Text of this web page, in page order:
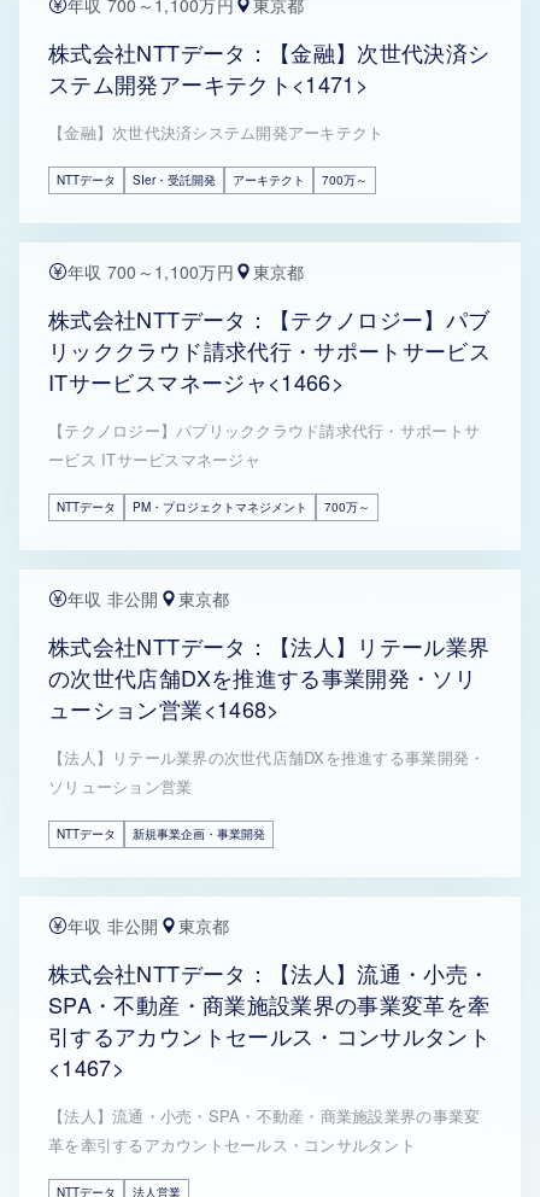
年収 700～1,100万円 東京都
株式会社NTTデータ：【金融】次世代決済シ
ステム開発アーキテクト<1471>
【金融】次世代決済システム開発アーキテクト
NTTデータ SIer・受託開発 アーキテクト 700万～
年収 700～1,100万円 東京都
株式会社NTTデータ：【テクノロジー】パブ
リッククラウド請求代行・サポートサービス
ITサービスマネージャ<1466>
【テクノロジー】パブリッククラウド請求代行・サポートサ
ービス ITサービスマネージャ
NTTデータ PM・プロジェクトマネジメント 700万～
年収 非公開 東京都
株式会社NTTデータ：【法人】リテール業界
の次世代店舗DXを推進する事業開発・ソリ
ューション営業<1468>
【法人】リテール業界の次世代店舗DXを推進する事業開発・
ソリューション営業
NTTデータ 新規事業企画・事業開発
年収 非公開 東京都
株式会社NTTデータ：【法人】流通・小売・
SPA・不動産・商業施設業界の事業変革を牽
引するアカウントセールス・コンサルタント
<1467>
【法人】流通・小売・SPA・不動産・商業施設業界の事業変
革を牽引するアカウントセールス・コンサルタント
NTTデータ 法人営業